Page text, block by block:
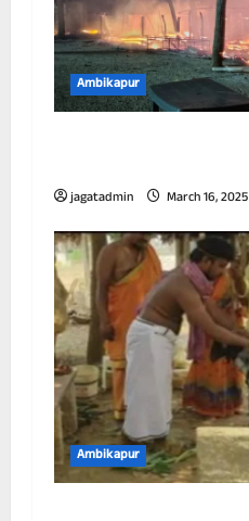
Ambikapur
jagatadmin March 16, 2025
Ambikapur